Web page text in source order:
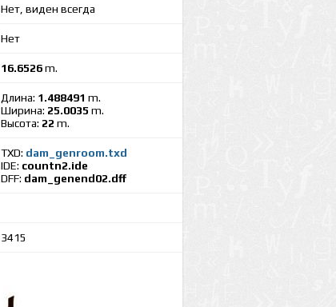
Нет, виден всегда
Нет
16.6526m.
Длина: 1.488491 m.
Ширина: 25.0035 m.
Высота: 22 m.
TXD: dam_genroom.txd
IDE: countn2.ide
DFF: dam_genend02.dff
3415